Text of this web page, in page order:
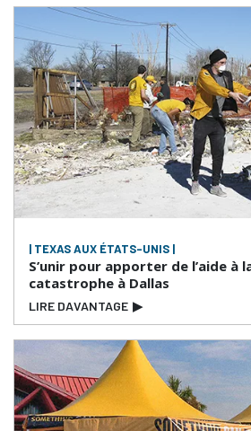
| TEXAS AUX ÉTATS-UNIS |
S’unir pour apporter de l’aide à
catastrophe à Dallas
LIRE DAVANTAGE ▶